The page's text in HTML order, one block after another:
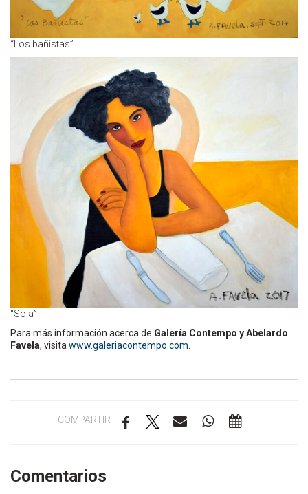
“Los bañistas”
“Sola”
Para más información acerca de Galería Contempo y Abelardo
Favela, visitawww.galeriacontempo.com.
COMPARTIR
Comentarios